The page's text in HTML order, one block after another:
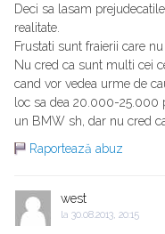
Deci sa lasam
realitate.
Frustati sunt fraierii care
Nu cred ca sunt multi cei
cand vor vedea urme de
loc sa dea 20.000-25.000
un BMW sh, dar nu cred
Raportează abuz
west
la 30.08.2013, 20:15